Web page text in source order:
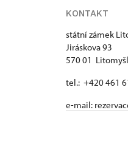
KONTAKT
státní zámek
Jiráskova 93
570 01 Litomyšl
tel.: +420 461
e-mail: